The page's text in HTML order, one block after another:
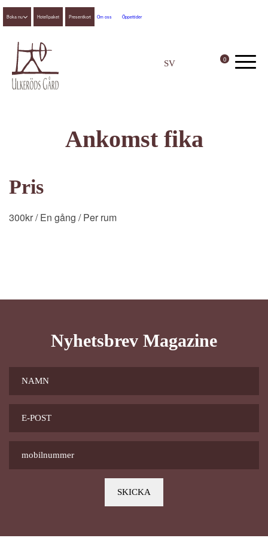
0
Boka nu Hotellpaket Presentkort Om oss Öppettider
SV
Ankomst fika
Pris
300kr/ En gång / Per rum
Nyhetsbrev Magazine